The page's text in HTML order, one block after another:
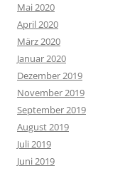
Mai 2020
April 2020
März 2020
Januar 2020
Dezember 2019
November 2019
September 2019
August 2019
Juli 2019
Juni 2019